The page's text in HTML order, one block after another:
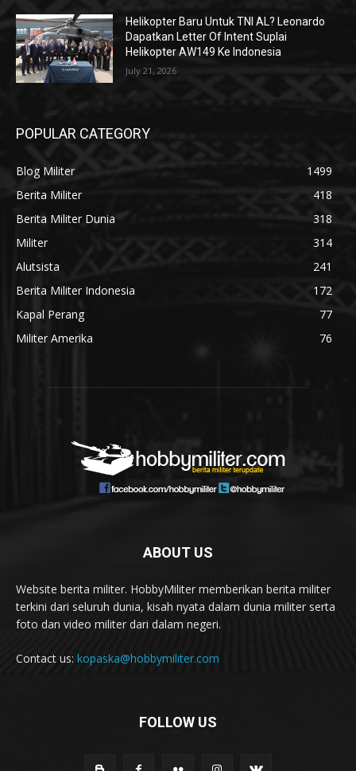
Helikopter Baru Untuk TNI AL? Leonardo
Dapatkan Letter Of Intent Suplai
Helikopter AW149 Ke Indonesia
July 21, 2026
POPULAR CATEGORY
Blog Militer
1499
Berita Militer
418
Berita Militer Dunia
318
Militer
314
Alutsista
241
Berita Militer Indonesia
172
Kapal Perang
77
Militer Amerika
76
ABOUT US
Website berita militer. HobbyMiliter memberikan berita militer
terkini dari seluruh dunia, kisah nyata dalam dunia militer serta
foto dan video militer dari dalam negeri.
Contact us: kopaska@hobbymiliter.com
FOLLOW US